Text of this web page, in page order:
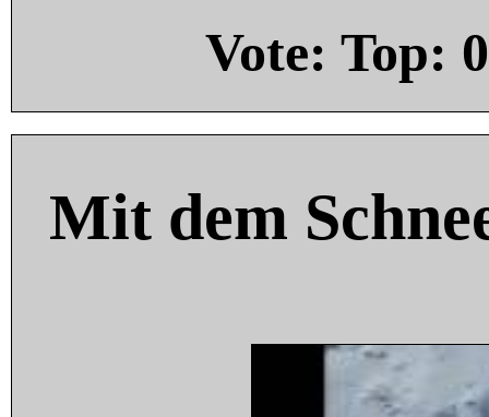
Vote: Top: 0
Mit dem